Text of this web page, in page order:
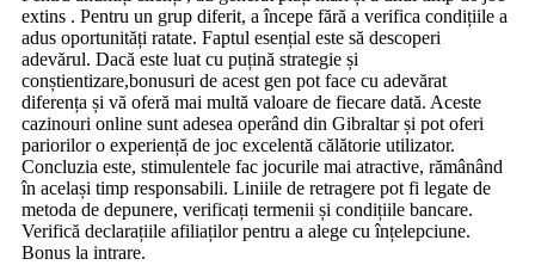
extins . Pentru un grup diferit, a începe fără a verifica condițiile a
adus oportunități ratate. Faptul esențial este să descoperi
adevărul. Dacă este luat cu puțină strategie și
conștientizare,bonusuri de acest gen pot face cu adevărat
diferența și vă oferă mai multă valoare de fiecare dată. Aceste
cazinouri online sunt adesea operând din Gibraltar și pot oferi
pariorilor o experiență de joc excelentă călătorie utilizator.
Concluzia este, stimulentele fac jocurile mai atractive, rămânând
în același timp responsabili. Liniile de retragere pot fi legate de
metoda de depunere, verificați termenii și condițiile bancare.
Verifică declarațiile afiliaților pentru a alege cu înțelepciune.
Bonus la intrare.